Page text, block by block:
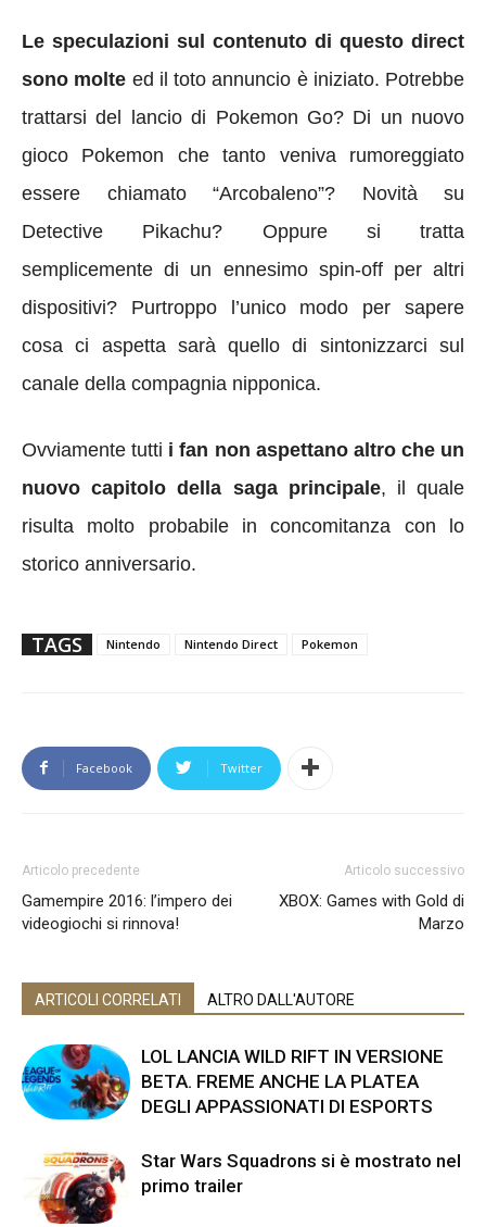
Le speculazioni sul contenuto di questo direct
sono molte ed il toto annuncio è iniziato. Potrebbe
trattarsi del lancio di Pokemon Go? Di un nuovo
gioco Pokemon che tanto veniva rumoreggiato
essere chiamato “Arcobaleno”? Novità su
Detective Pikachu? Oppure si tratta
semplicemente di un ennesimo spin-off per altri
dispositivi? Purtroppo l’unico modo per sapere
cosa ci aspetta sarà quello di sintonizzarci sul
canale della compagnia nipponica.
Ovviamente tutti i fan non aspettano altro che un
nuovo capitolo della saga principale, il quale
risulta molto probabile in concomitanza con lo
storico anniversario.
TAGS Nintendo Nintendo Direct Pokemon
Facebook Twitter
Articolo precedente
Gamempire 2016: l’impero dei
videogiochi si rinnova!
Articolo successivo
XBOX: Games with Gold di
Marzo
ARTICOLI CORRELATI ALTRO DALL'AUTORE
LOL LANCIA WILD RIFT IN VERSIONE
BETA. FREME ANCHE LA PLATEA
DEGLI APPASSIONATI DI ESPORTS
Star Wars Squadrons si è mostrato nel
primo trailer